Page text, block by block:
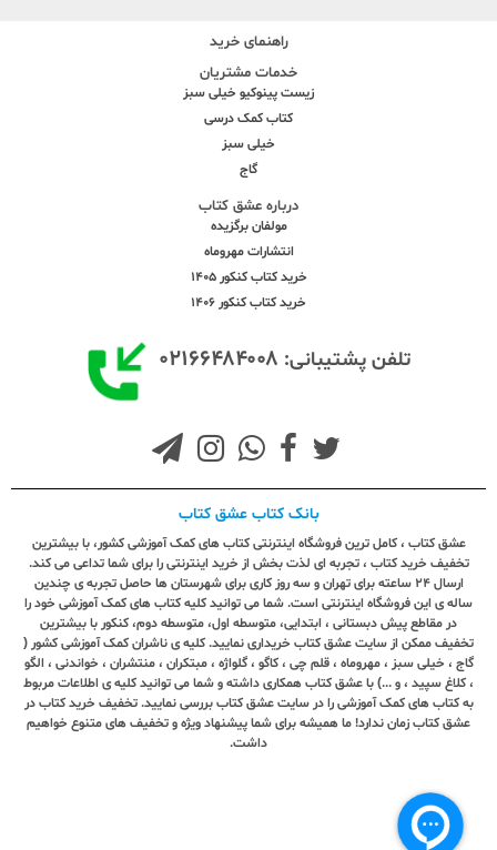
راهنمای خرید
خدمات مشتریان
زیست پینوکیو خیلی سبز
کتاب کمک درسی
خیلی سبز
گاج
درباره عشق کتاب
مولفان برگزیده
انتشارات مهروماه
خرید کتاب کنکور 1405
خرید کتاب کنکور 1406
تلفن پشتیبانی: ۰۲۱۶۶۴۸۴۰۰۸
بانک کتاب عشق کتاب
عشق کتاب ، کامل ترین فروشگاه اینترنتی کتاب های کمک آموزشی کشور، با بیشترین
تخفیف خرید کتاب ، تجربه ای لذت بخش از خرید اینترنتی را برای شما تداعی می کند.
ارسال ٢٤ ساعته برای تهران و سه روز کاری برای شهرستان ها حاصل تجربه ی چندین
ساله ی این فروشگاه اینترنتی است. شما می توانید کلیه کتاب های کمک آموزشی خود را
در مقاطع پیش دبستانی ، ابتدایی، متوسطه اول، متوسطه دوم، کنکور با بیشترین
تخفیف ممکن از سایت عشق کتاب خریداری نمایید. کلیه ی ناشران کمک آموزشی کشور (
گاج ، خیلی سبز ، مهروماه ، قلم چی ، کاگو ، گلواژه ، مبتکران ، منتشران ، خواندنی ، الگو
، کلاغ سپید ، و ...) با عشق کتاب همکاری داشته و شما می توانید کلیه ی اطلاعات مربوط
به کتاب های کمک آموزشی را در سایت عشق کتاب بررسی نمایید. تخفیف خرید کتاب در
عشق کتاب زمان ندارد! ما همیشه برای شما پیشنهاد ویژه و تخفیف های متنوع خواهیم
داشت.